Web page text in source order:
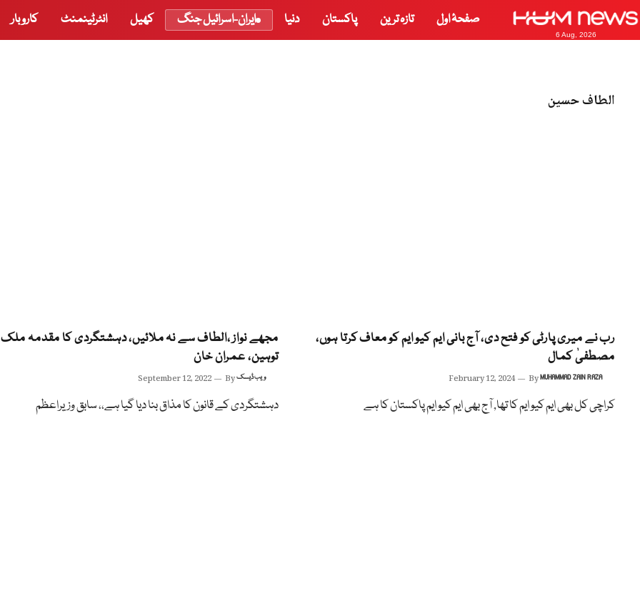
6 Aug, 2026
صفحۂ اول تازہ ترین پاکستان دنیا ایران-اسرائیل جنگ کھیل انٹرٹینمنٹ کاروبار
الطاف حسین
رب نے میری پارٹی کو فتح دی، آج بانی ایم کیو ایم کو معاف کرتا ہوں،
مصطفیٰ کمال
February 12, 2024 ByMUHAMMAD ZAIN RAZA
کراچی کل بھی ایم کیو ایم کا تھا, آج بھی ایم کیو ایم پاکستان کا ہے
مجھے نواز ،الطاف سے نہ ملائیں، دہشتگردی کا مقدمہ
توہین، عمران خان
September 12, 2022 Byویب ڈیسک
دہشتگردی کے قانون کا مذاق بنا دیا گیا ہے،، سابق وزیراعظم